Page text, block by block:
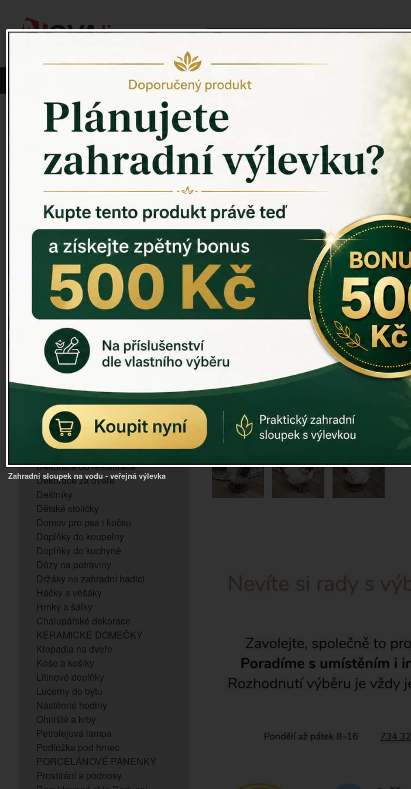
Vyberte si kategorii: NOVINKY
PÍTKO PRO PTÁKY
ZAHRADNÍ SOCHY
ZAHRADNÍ UMYVADLA
PTAČÍ BUDKY
Litinové škrabáky na boty
DEKORACE NA HROB
RETRO KONZOLE
Domovní čísla - litina
DEKORACE NA ZEĎ
ZVONKOHRA
ZVONY A ZVONKY
PTAČÍ KRMÍTKA
SLUNEČNÍ HODINY
Dózy na brambory a zeleninu
VÝPRODEJ - poslední kusy
Andělé, něžné sošky
Aroma lampy
Buddha soška
BUDKY PRO SÝKORKY
Budky pro vrabce
Bytový textil
Dárky pro muže
Dekorace do bytu
Dekorace do restaurace
Dekorace za dveře
Deštníky
Dětské stoličky
Domov pro psa i kočku
Doplňky do koupelny
Doplňky do kuchyně
Dózy na potraviny
Držáky na zahradní hadici
Háčky a věšáky
Hrnky a šálky
Chalupářské dekorace
KERAMICKÉ DOMEČKY
Klepadla na dveře
Koše a košíky
Litinové doplňky
Lucerny do bytu
Nástěnné hodiny
Ohniště a krby
Petrolejová lampa
Podložka pod hrnec
PORCELÁNOVÉ PANENKY
Prostírání a podnosy
Venkovský domov
Zahradní sloupek na vodu - veřejná výlevka